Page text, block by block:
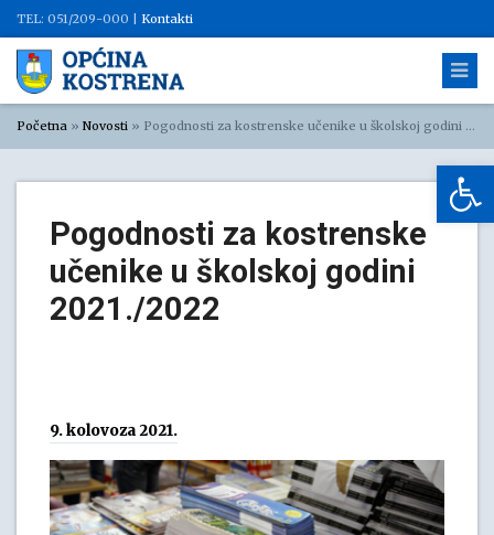
TEL: 051/209-000 | Kontakti
Početna » Novosti » Pogodnosti za kostrenske učenike u školskoj godini 2021./2022
Pogodnosti za kostrenske
učenike u školskoj godini
2021./2022
9. kolovoza 2021.